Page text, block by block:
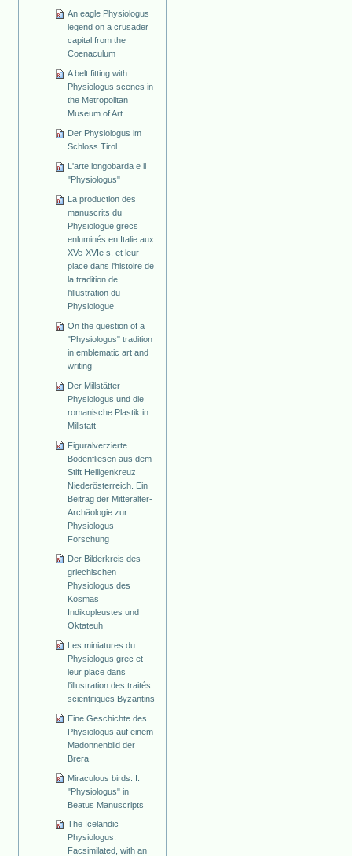
An eagle Physiologus
legend on a crusader
capital from the
Coenaculum
A belt fitting with
Physiologus scenes in
the Metropolitan
Museum of Art
Der Physiologus im
Schloss Tirol
L'arte longobarda e il
"Physiologus"
La production des
manuscrits du
Physiologue grecs
enluminés en Italie aux
XVe-XVIe s. et leur
place dans l'histoire de
la tradition de
l'illustration du
Physiologue
On the question of a
"Physiologus" tradition
in emblematic art and
writing
Der Millstätter
Physiologus und die
romanische Plastik in
Millstatt
Figuralverzierte
Bodenfliesen aus dem
Stift Heiligenkreuz
Niederösterreich. Ein
Beitrag der Mitteralter-
Archäologie zur
Physiologus-
Forschung
Der Bilderkreis des
griechischen
Physiologus des
Kosmas
Indikopleustes und
Oktateuh
Les miniatures du
Physiologus grec et
leur place dans
l'illustration des traités
scientifiques Byzantins
Eine Geschichte des
Physiologus auf einem
Madonnenbild der
Brera
Miraculous birds. I.
"Physiologus" in
Beatus Manuscripts
The Icelandic
Physiologus.
Facsimilated, with an